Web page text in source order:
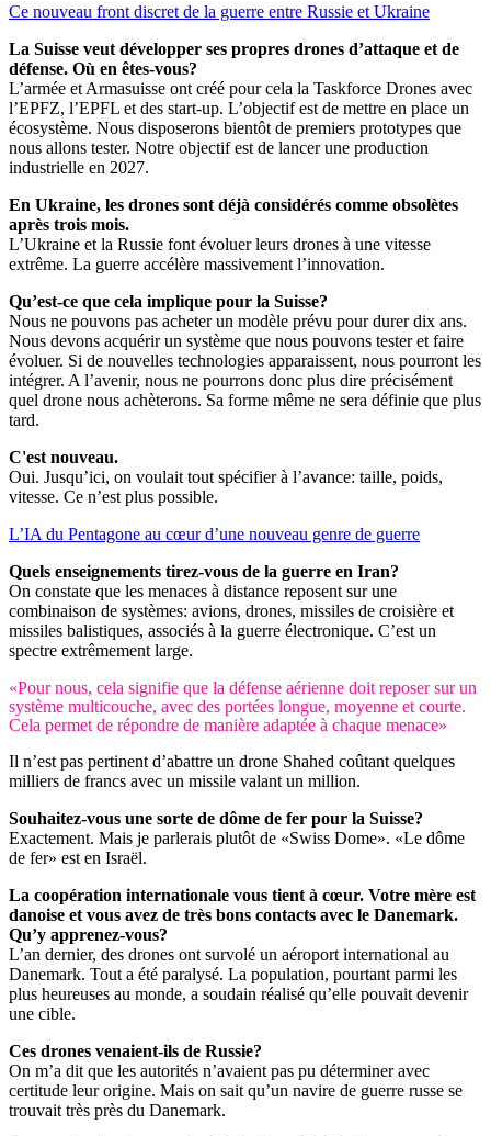
Ce nouveau front discret de la guerre entre Russie et Ukraine
La Suisse veut développer ses propres drones d’attaque et de
défense. Où en êtes-vous?
L’armée et Armasuisse ont créé pour cela la Taskforce Drones avec
l’EPFZ, l’EPFL et des start-up. L’objectif est de mettre en place un
écosystème. Nous disposerons bientôt de premiers prototypes que
nous allons tester. Notre objectif est de lancer une production
industrielle en 2027.
En Ukraine, les drones sont déjà considérés comme obsolètes
après trois mois.
L’Ukraine et la Russie font évoluer leurs drones à une vitesse
extrême. La guerre accélère massivement l’innovation.
Qu’est-ce que cela implique pour la Suisse?
Nous ne pouvons pas acheter un modèle prévu pour durer dix ans.
Nous devons acquérir un système que nous pouvons tester et faire
évoluer. Si de nouvelles technologies apparaissent, nous pourront les
intégrer. A l’avenir, nous ne pourrons donc plus dire précisément
quel drone nous achèterons. Sa forme même ne sera définie que plus
tard.
C'est nouveau.
Oui. Jusqu’ici, on voulait tout spécifier à l’avance: taille, poids,
vitesse. Ce n’est plus possible.
L’IA du Pentagone au cœur d’une nouveau genre de guerre
Quels enseignements tirez-vous de la guerre en Iran?
On constate que les menaces à distance reposent sur une
combinaison de systèmes: avions, drones, missiles de croisière et
missiles balistiques, associés à la guerre électronique. C’est un
spectre extrêmement large.
«Pour nous, cela signifie que la défense aérienne doit reposer sur un
système multicouche, avec des portées longue, moyenne et courte.
Cela permet de répondre de manière adaptée à chaque menace»
Il n’est pas pertinent d’abattre un drone Shahed coûtant quelques
milliers de francs avec un missile valant un million.
Souhaitez-vous une sorte de dôme de fer pour la Suisse?
Exactement. Mais je parlerais plutôt de «Swiss Dome». «Le dôme
de fer» est en Israël.
La coopération internationale vous tient à cœur. Votre mère est
danoise et vous avez de très bons contacts avec le Danemark.
Qu’y apprenez-vous?
L’an dernier, des drones ont survolé un aéroport international au
Danemark. Tout a été paralysé. La population, pourtant parmi les
plus heureuses au monde, a soudain réalisé qu’elle pouvait devenir
une cible.
Ces drones venaient-ils de Russie?
On m’a dit que les autorités n’avaient pas pu déterminer avec
certitude leur origine. Mais on sait qu’un navire de guerre russe se
trouvait très près du Danemark.